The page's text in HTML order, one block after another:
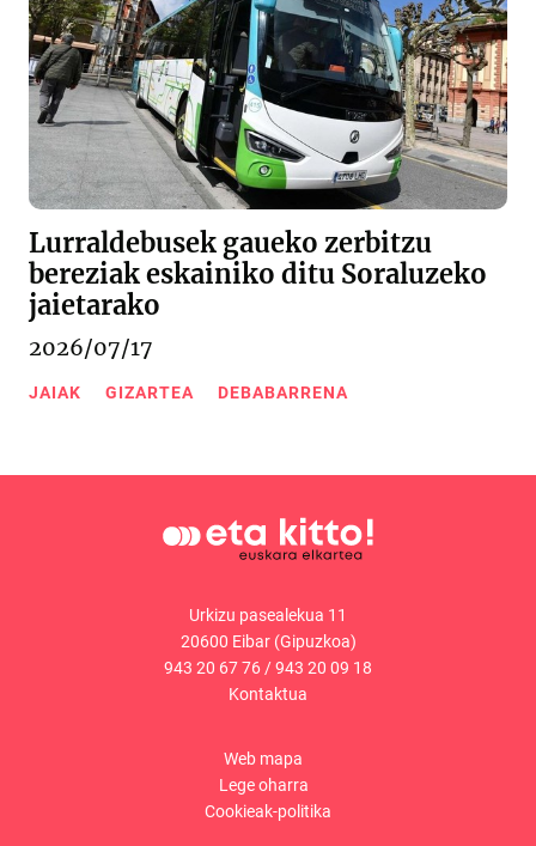
Lurraldebusek gaueko zerbitzu
bereziak eskainiko ditu Soraluzeko
jaietarako
2026/07/17
JAIAK GIZARTEA DEBABARRENA
Urkizu pasealekua 11
20600 Eibar (Gipuzkoa)
943 20 67 76/943 20 09 18
Kontaktua
Web mapa
Lege oharra
Cookieak-politika